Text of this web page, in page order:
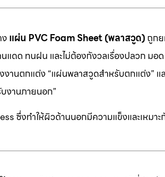
แผ่น PVC Foam Sheet (พลาสวูด)ถูก
ดด ทนฝน และไม่ต้องกังวลเรื่องปลวก มอด
งานตกแต่ง “แผ่นพลาสวูดสำหรับตกแต่ง” แ
งานภายนอก”
ซึ่งทำให้ผิวด้านนอกมีความแข็งและเหมาะ